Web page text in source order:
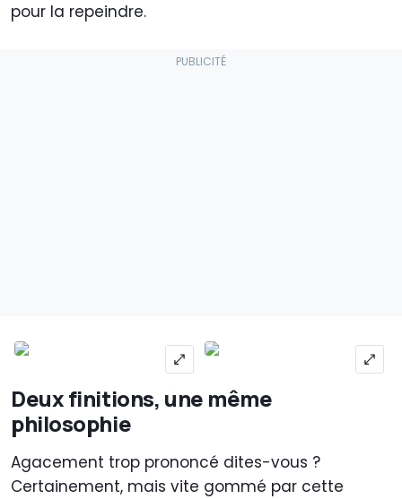
pour la repeindre.
Deux finitions, une même
philosophie
Agacement trop prononcé dites-vous ?
Certainement, mais vite gommé par cette